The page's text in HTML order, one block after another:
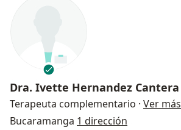
Dra. Ivette Hernandez Cantera
Terapeuta complementario · Ver más
Bucaramanga 1 dirección